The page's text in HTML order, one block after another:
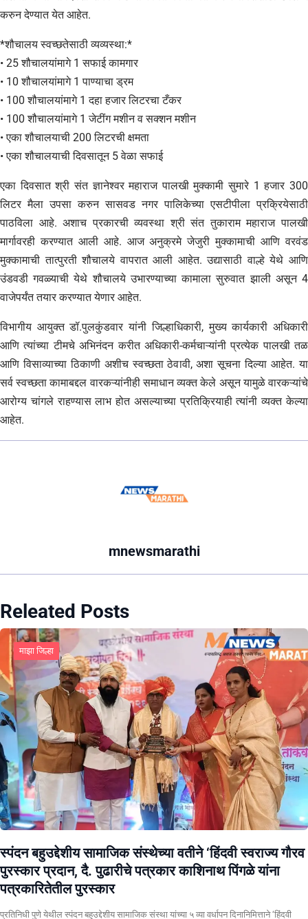
करुन देण्यात येत आहेत.
*शौचालय स्वच्छतेसाठी व्यव्यस्था:*
• 25 शौचालयांमागे 1 सफाई कामगार
• 10 शौचालयांमागे 1 पाण्याचा ड्रम
• 100 शौचालयांमागे 1 दहा हजार लिटरचा टँकर
• 100 शौचालयांमागे 1 जेटींग मशीन व सक्शन मशीन
• एका शौचालयाची 200 लिटरची क्षमता
• एका शौचालयाची दिवसातून 5 वेळा सफाई
एका दिवसात श्री संत ज्ञानेश्वर महाराज पालखी मुक्कामी सुमारे 1 हजार 300
लिटर मैला उपसा करुन सासवड नगर पालिकेच्या एसटीपीला प्रक्रियेसाठी
पाठविला आहे. अशाच प्रकारची व्यवस्था श्री संत तुकाराम महाराज पालखी
मार्गावरही करण्यात आली आहे. आज अनुक्रमे जेजुरी मुक्कामाची आणि वरवंड
मुक्कामाची तात्पुरती शौचालये वापरात आली आहेत. उद्यासाठी वाल्हे येथे आणि
उंडवडी गवळ्याची येथे शौचालये उभारण्याच्या कामाला सुरुवात झाली असून 4
वाजेपर्यंत तयार करण्यात येणार आहेत.
विभागीय आयुक्त डॉ.पुलकुंडवार यांनी जिल्हाधिकारी, मुख्य कार्यकारी अधिकारी
आणि त्यांच्या टीमचे अभिनंदन करीत अधिकारी-कर्मचाऱ्यांनी प्रत्येक पालखी तळ
आणि विसाव्याच्या ठिकाणी अशीच स्वच्छता ठेवावी, अशा सूचना दिल्या आहेत. या
सर्व स्वच्छता कामाबद्दल वारकऱ्यांनीही समाधान व्यक्त केले असून यामुळे वारकऱ्यांचे
आरोग्य चांगले राहण्यास लाभ होत असल्याच्या प्रतिक्रियाही त्यांनी व्यक्त केल्या
आहेत.
mnewsmarathi
Releated Posts
माझा जिल्हा
स्पंदन बहुउद्देशीय सामाजिक संस्थेच्या वतीने ‘हिंदवी स्वराज्य गौरव
पुरस्कार प्रदान, दै. पुढारीचे पत्रकार काशिनाथ पिंगळे यांना
पत्रकारितेतील पुरस्कार
प्रतिनिधी पुणे येथील स्पंदन बहुउद्देशीय सामाजिक संस्था यांच्या ५ व्या वर्धापन दिनानिमित्ताने ‘हिंदवी